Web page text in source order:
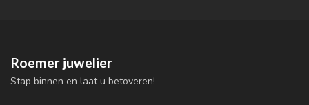
Roemer juwelier
Stap binnen en laat u betoveren!